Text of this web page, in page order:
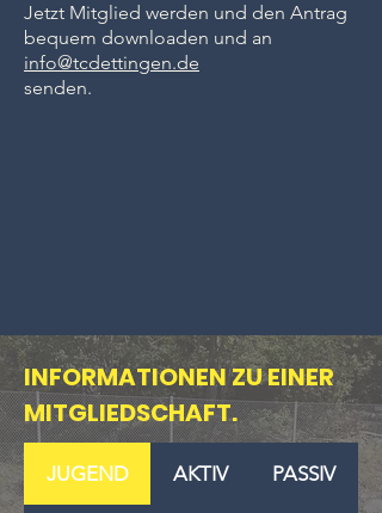
Jetzt Mitglied werden und den Antrag
bequem downloaden und an
info@tcdettingen.de
senden.
INFORMATIONEN ZU EINER
MITGLIEDSCHAFT.
JUGEND AKTIV PASSIV